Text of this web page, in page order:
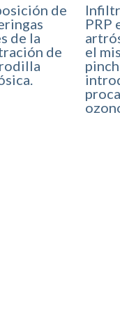
de
de la
de
PRP
el